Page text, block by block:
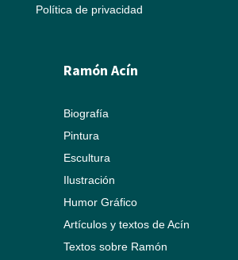
Política de privacidad
Ramón Acín
Biografía
Pintura
Escultura
Ilustración
Humor Gráfico
Artículos y textos de Acín
Textos sobre Ramón